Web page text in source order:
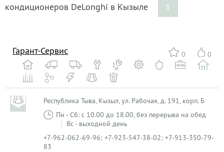
кондиционеров DeLonghi в Кызыле
1
0 0
Гарант-Сервис
Республика Тыва, Кызыл, ул. Рабочая, д. 191, корп. Б
Пн - Сб: с 10.00 до 18.00, без перерыва на обед
Вс - выходной день
+7-962-062-69-96; +7-923-547-38-02; +7-913-350-79-
83